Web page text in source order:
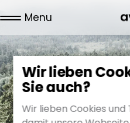
Wir lieben
Sie auch?
Wir lieben Cookies
Menu